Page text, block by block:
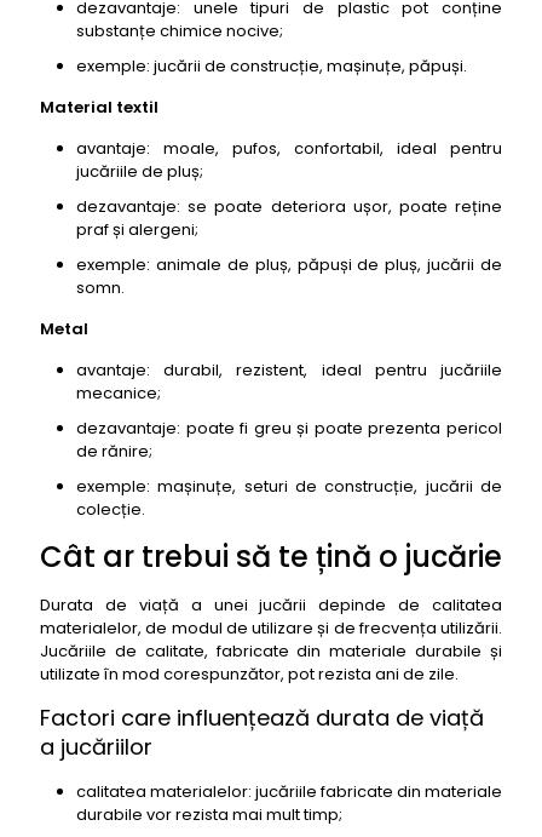
dezavantaje: unele tipuri de plastic pot conține
substanțe chimice nocive;
exemple: jucării de construcție, mașinuțe, păpuși.
Material textil
avantaje: moale, pufos, confortabil, ideal pentru
jucăriile de pluș;
dezavantaje: se poate deteriora ușor, poate reține
praf și alergeni;
exemple: animale de pluș, păpuși de pluș, jucării de
somn.
Metal
avantaje: durabil, rezistent, ideal pentru jucăriile
mecanice;
dezavantaje: poate fi greu și poate prezenta pericol
de rănire;
exemple: mașinuțe, seturi de construcție, jucării de
colecție.
Cât ar trebui să te țină o jucărie
Durata de viață a unei jucării depinde de calitatea
materialelor, de modul de utilizare și de frecvența utilizării.
Jucăriile de calitate, fabricate din materiale durabile și
utilizate în mod corespunzător, pot rezista ani de zile.
Factori care influențează durata de viață
a jucăriilor
calitatea materialelor: jucăriile fabricate din materiale
durabile vor rezista mai mult timp;